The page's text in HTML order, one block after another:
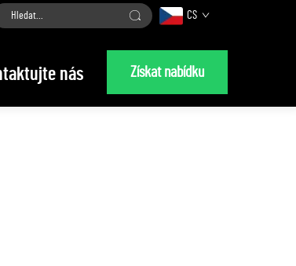
CS
nás Získat nabídku